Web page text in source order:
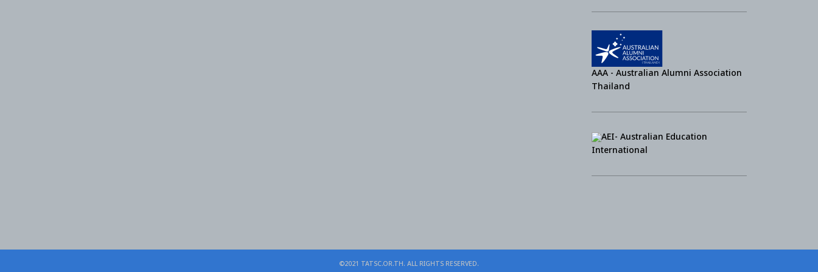
AAA - Australian Alumni Association
Thailand
AEI- Australian Education
International
©2021 TATSC.OR.TH. ALL RIGHTS RESERVED.